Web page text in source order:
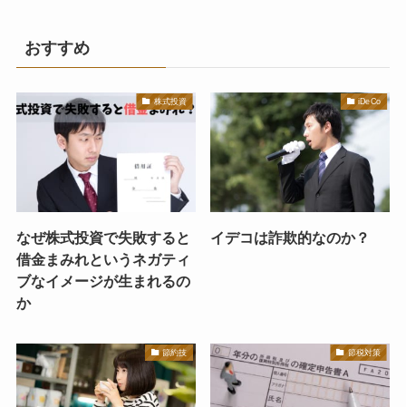
おすすめ
株式投資
なぜ株式投資で失敗すると
借金まみれというネガティ
ブなイメージが生まれるの
か
iDeCo
イデコは詐欺的なのか？
節約技 節税対策